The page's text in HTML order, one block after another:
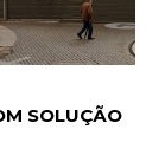
SOLUÇÃO